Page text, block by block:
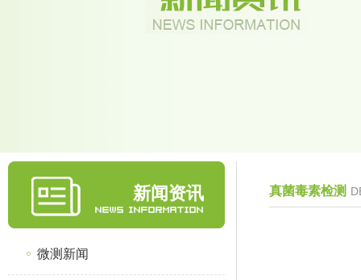
新闻资讯
微测新闻
真菌毒素检测